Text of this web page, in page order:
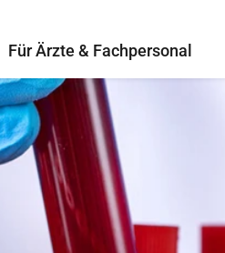
Für Ärzte & Fachpersonal